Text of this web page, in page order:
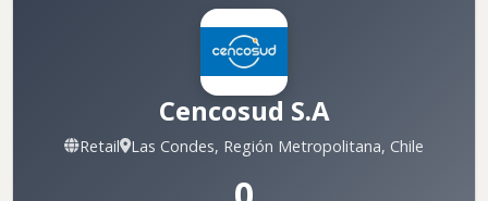
Cencosud S.A
Retail Las Condes, Región Metropolitana, Chile